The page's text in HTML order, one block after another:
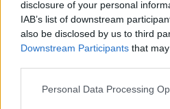
disclosure of your personal
IAB’s list of downstream
also be disclosed by us to third
Downstream Participants that
Personal Data Processing
Επάγγελμα: γεωργός. Έτσι
είμαι περήφανος γι’ αυτό.
Κατηγορία Πολιτικά 11 Δεκ 2025